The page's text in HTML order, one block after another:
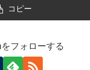
コピー
フォローする